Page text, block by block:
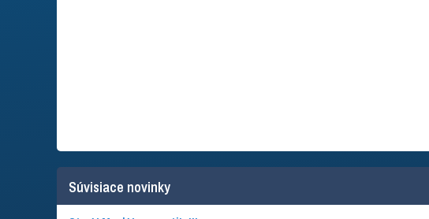
Súvisiace novinky